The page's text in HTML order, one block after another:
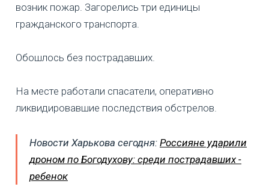
возник пожар. Загорелись три единицы
гражданского транспорта.
Обошлось без пострадавших.
На месте работали спасатели, оперативно
ликвидировавшие последствия обстрелов.
Новости Харькова сегодня: Россияне ударили
дроном по Богодухову: среди пострадавших -
ребенок